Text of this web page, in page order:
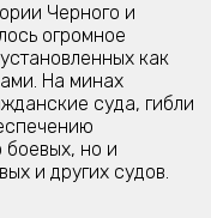
Черного и
огромное
как
На минах
суда, гибли
боевых, но и
и других судов.